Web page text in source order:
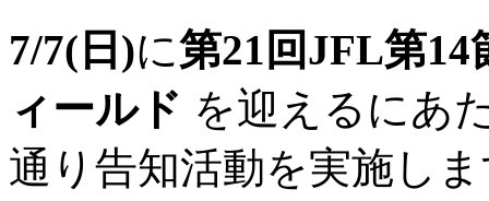
7/7(日)に第21回JFL第14
ィールド を迎えるにあ
通り告知活動を実施し